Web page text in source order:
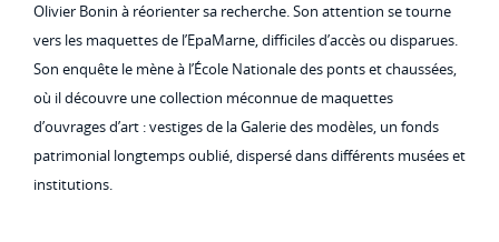
Olivier Bonin à réorienter sa recherche. Son attention se tourne
vers les maquettes de l’EpaMarne, difficiles d’accès ou disparues.
Son enquête le mène à l’École Nationale des ponts et chaussées,
où il découvre une collection méconnue de maquettes
d’ouvrages d’art : vestiges de la Galerie des modèles, un fonds
patrimonial longtemps oublié, dispersé dans différents musées et
institutions.